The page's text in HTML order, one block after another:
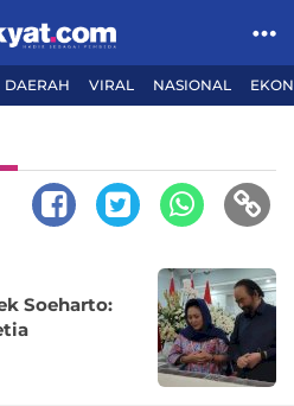
DAERAH VIRAL NASIONAL
Soeharto: